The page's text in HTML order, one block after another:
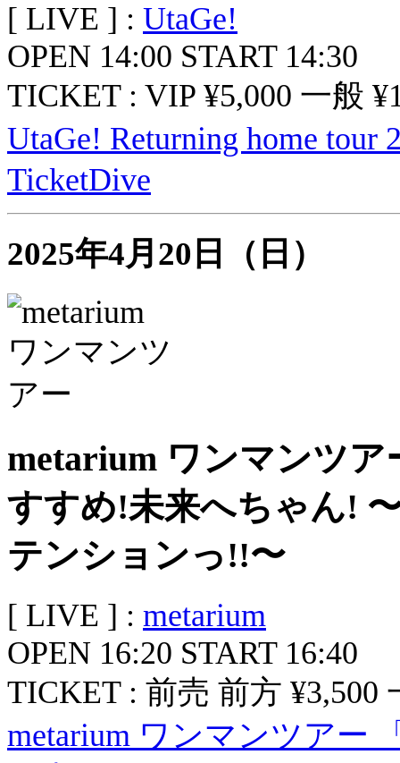
[ LIVE ] : UtaGe!
OPEN 14:00 START 14:30
TICKET : VIP ¥5,000 一般
UtaGe! Returning home
TicketDive
2025年4月20日（日）
metarium ワンマンツア
すすめ!未来へちゃん!
テンションっ!!〜
[ LIVE ] : metarium
OPEN 16:20 START 16:40
TICKET : 前売 前方 ¥3,500
metarium ワンマンツアー